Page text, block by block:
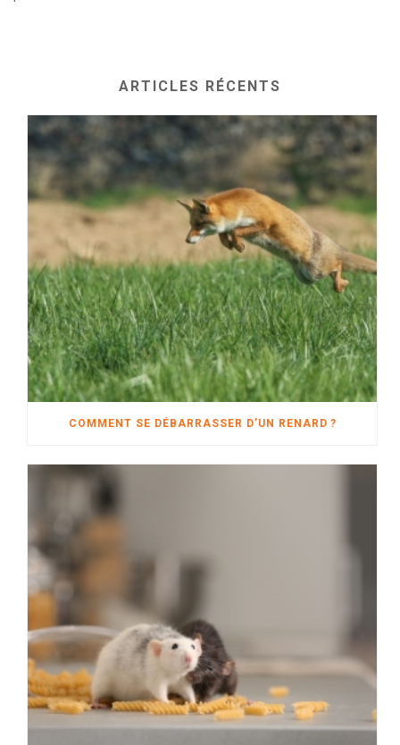
ARTICLES RÉCENTS
COMMENT SE DÉBARRASSER D’UN RENARD ?